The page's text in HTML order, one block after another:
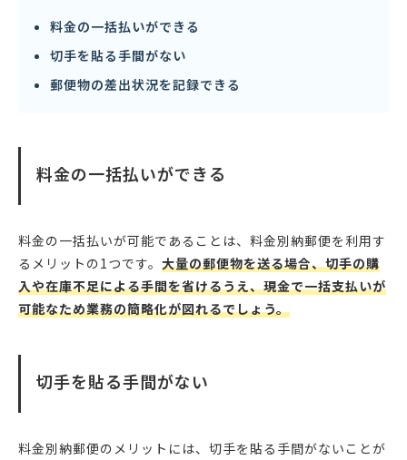
料金の一括払いができる
切手を貼る手間がない
郵便物の差出状況を記録できる
料金の一括払いができる
料金の一括払いが可能であることは、料金別納郵便を利用す
るメリットの1つです。 大量の郵便物を送る場合、切手の購
入や在庫不足による手間を省けるうえ、現金で一括支払いが
可能なため業務の簡略化が図れるでしょう。
切手を貼る手間がない
料金別納郵便のメリットには、切手を貼る手間がないことが